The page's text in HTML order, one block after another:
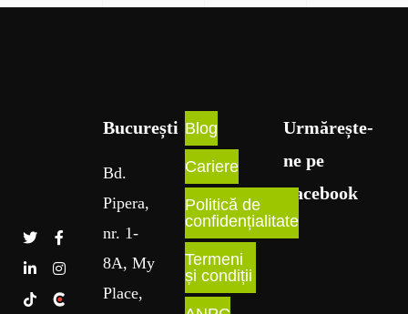
București​
Bd.
Pipera,
nr. 1-
8A, My
Place,
Blog
Cariere
Politică de
confidențialitate
Termeni
și condiții
Urmărește-
ne pe
Facebook